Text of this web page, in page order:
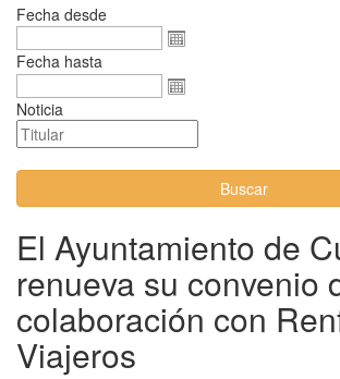
Fecha desde
Fecha hasta
Noticia
Buscar
El Ayuntamiento de
renueva su convenio
colaboración con
Viajeros